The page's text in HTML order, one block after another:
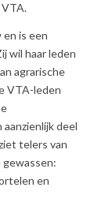
is een
wil haar leden
agrarische
VTA-leden
deel
telers van
en